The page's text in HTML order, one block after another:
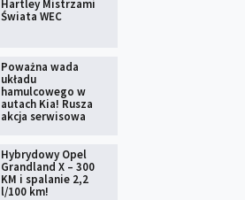
Hartley Mistrzami
Świata WEC
Poważna wada
układu
hamulcowego w
autach Kia! Rusza
akcja serwisowa
Hybrydowy Opel
Grandland X – 300
KM i spalanie 2,2
l/100 km!